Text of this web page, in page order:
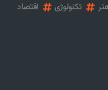
تکنولوژی
اقتصاد